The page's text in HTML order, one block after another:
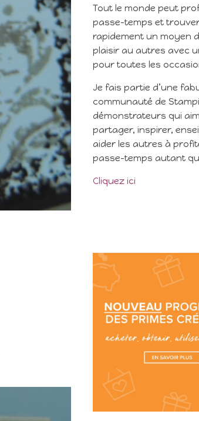
Tout le monde peut
passe-temps et
rapidement un moyen
plaisir au autres avec
pour toutes les
Je fais partie d’une
communauté de
démonstrateurs qui
partager, inspirer,
aider les autres à
passe-temps autant
Cliquez ici